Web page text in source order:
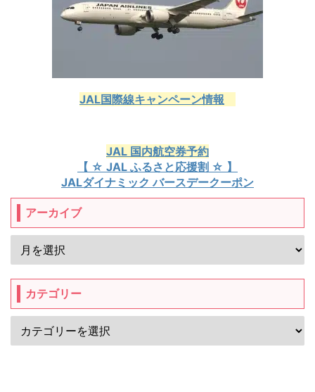
JAL国際線キャンペーン情報
JAL 国内航空券予約
【 ☆ JAL ふるさと応援割 ☆ 】
JALダイナミック バースデークーポン
アーカイブ
カテゴリー